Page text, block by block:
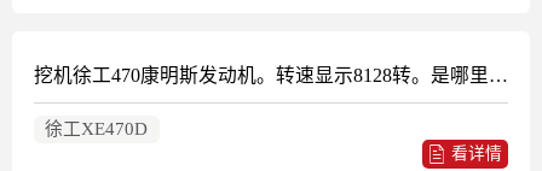
挖机徐工470康明斯发动机。转速显示8128转。是哪里的故障？
徐工XE470D
看详情